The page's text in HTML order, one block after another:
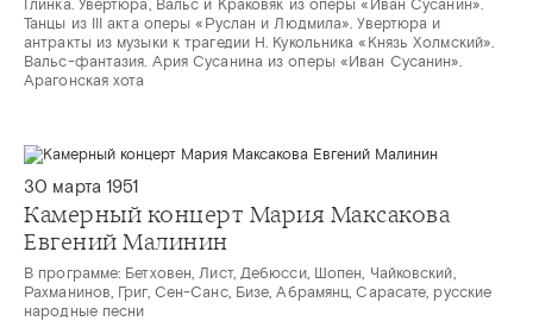
Глинка. Увертюра, Вальс и Краковяк из оперы «Иван Сусанин».
Танцы из III акта оперы «Руслан и Людмила». Увертюра и
антракты из музыки к трагедии Н. Кукольника «Князь Холмский».
Вальс-фантазия. Ария Сусанина из оперы «Иван Сусанин».
Арагонская хота
30 марта 1951
Камерный концерт Мария Максакова
Евгений Малинин
В программе: Бетховен, Лист, Дебюсси, Шопен, Чайковский,
Рахманинов, Григ, Сен-Санс, Бизе, Абрамянц, Сарасате, русские
народные песни